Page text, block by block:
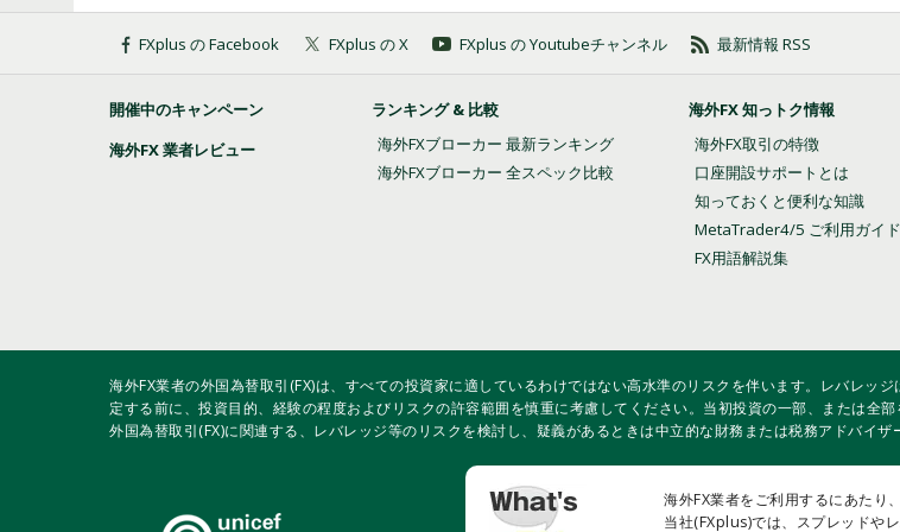
成行決済注文の仕方
新規注文画面からの成行注文の仕方
新規注文画面からの指値・逆指値注文とストップリミット注文の仕方
板注文画面を表示・設定する方法
決済指値（T/P）・決済逆指値（S/L）を設定・変更する方法
チャートの縦軸目盛りと目盛り幅を設定する方法
チャートの自動スクロールを切り替える方法
チャートの表示項目を設定する方法
チャートを整列する方法
チャート画像を保存する方法
操作履歴（ログ）を確認・取得する方法
証拠金情報を確認する方法
エキスパートアドバイザ（EA）をインストールする方法
エキスパートアドバイザ（EA）をバックテストする方法
エキスパートアドバイザ（EA）を作成する方法
カスタムインディケータをインストールする方法
ギャンを表示・設定する方法
ヒストリカルデータをダウンロードする方法
カスタム銘柄を作成する方法
タスクマネージャーの表示方法
FXplus の Facebook FXplus の X FXplus の Youtubeチャンネル 最新情報 RSS
開催中のキャンペーン
海外FX 業者レビュー
ランキング & 比較
海外FXブローカー 最新ランキング
海外FXブローカー 全スペック比較
海外FX 知っトク情報
海外FX取引の特徴
口座開設サポートとは
知っておくと便利な知識
MetaTrader4/5 ご利用ガイド
FX用語解説集
海外FX業者の外国為替取引(FX)は、すべての投資家に適しているわけではない高水準のリスクを伴います。レバレッ
定する前に、投資目的、経験の程度およびリスクの許容範囲を慎重に考慮してください。当初投資の一部、または全
外国為替取引(FX)に関連する、レバレッジ等のリスクを検討し、疑義があるときは中立的な財務または税務アドバイザ
海外FX業者をご利用するにあたり
当社(FXplus)では、スプレッドや